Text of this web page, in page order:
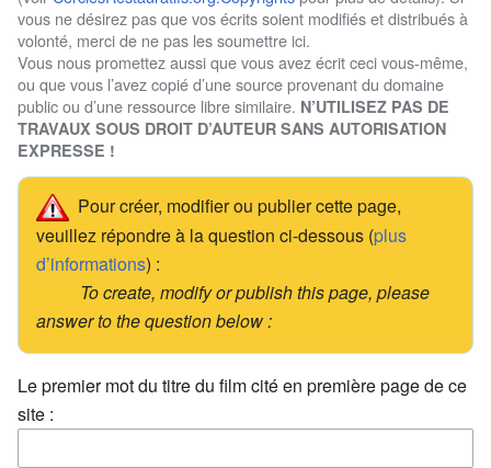
vous ne désirez pas que vos écrits soient modifiés et distribués à
volonté, merci de ne pas les soumettre ici.
Vous nous promettez aussi que vous avez écrit ceci vous-même,
ou que vous l’avez copié d’une source provenant du domaine
public ou d’une ressource libre similaire. N’UTILISEZ PAS DE
TRAVAUX SOUS DROIT D’AUTEUR SANS AUTORISATION
EXPRESSE !
Pour créer, modifier ou publier cette page,
veuillez répondre à la question ci-dessous (plus
d’informations) :
To create, modify or publish this page, please
answer to the question below :
Le premier mot du titre du film cité en première page de ce
site :